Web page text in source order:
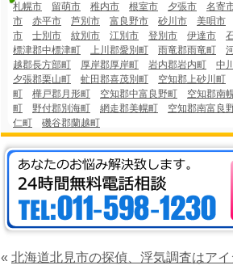
札幌市 留萌市 稚内市 根室市 夕張市 名寄
市
赤平市 芦別市 富良野市 砂川市 美唄市
市
士別市 紋別市 江別市 登別市 伊達市
標津郡中標津町
上川郡愛別町 雨竜郡雨竜町
越郡長方部町
厚岸郡厚岸町 岩内郡岩内町 中
夕張郡栗山町
虻田郡喜茂別町 空知郡上砂川町
町
樺戸郡月形町 空知郡中富良野町 空知郡南
町
野付郡別海町 網走郡美幌町 空知郡南富良
仁町
磯谷郡蘭越町
« 北海道北見市の探偵、浮気調査はア